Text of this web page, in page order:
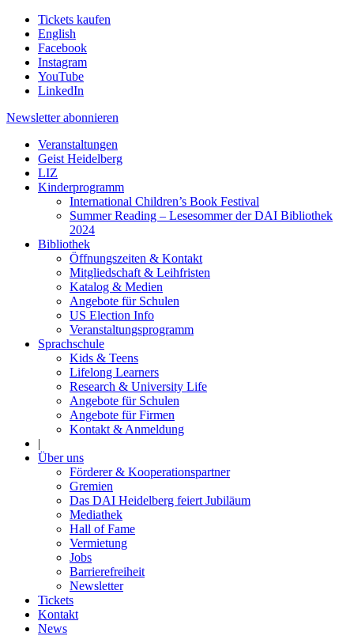
Tickets kaufen
English
Facebook
Instagram
YouTube
LinkedIn
Newsletter abonnieren
Veranstaltungen
Geist Heidelberg
LIZ
Kinderprogramm
International Children’s Book Festival
Summer Reading – Lesesommer der DAI Bibliothek
2024
Bibliothek
Öffnungszeiten & Kontakt
Mitgliedschaft & Leihfristen
Katalog & Medien
Angebote für Schulen
US Election Info
Veranstaltungsprogramm
Sprachschule
Kids & Teens
Lifelong Learners
Research & University Life
Angebote für Schulen
Angebote für Firmen
Kontakt & Anmeldung
|
Über uns
Förderer & Kooperationspartner
Gremien
Das DAI Heidelberg feiert Jubiläum
Mediathek
Hall of Fame
Vermietung
Jobs
Barrierefreiheit
Newsletter
Tickets
Kontakt
News